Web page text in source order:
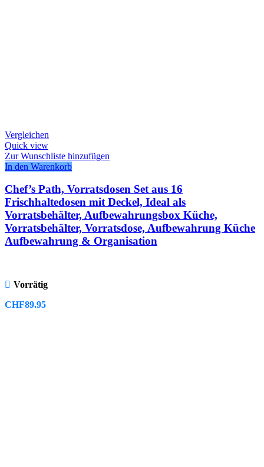
Vergleichen
Quick view
Zur Wunschliste hinzufügen
In den Warenkorb
Chef’s Path, Vorratsdosen Set aus 16
Frischhaltedosen mit Deckel, Ideal als
Vorratsbehälter, Aufbewahrungsbox Küche,
Vorratsbehälter, Vorratsdose, Aufbewahrung Küche
Aufbewahrung & Organisation
Vorrätig
CHF89.95